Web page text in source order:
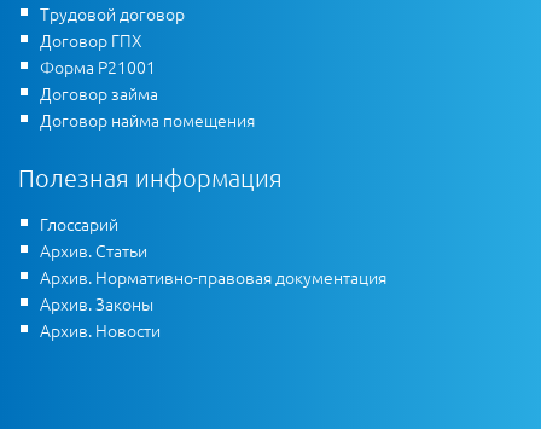
Трудовой договор
Договор ГПХ
Форма Р21001
Договор займа
Договор найма помещения
Полезная информация
Глоссарий
Архив. Статьи
Архив. Нормативно-правовая документация
Архив. Законы
Архив. Новости